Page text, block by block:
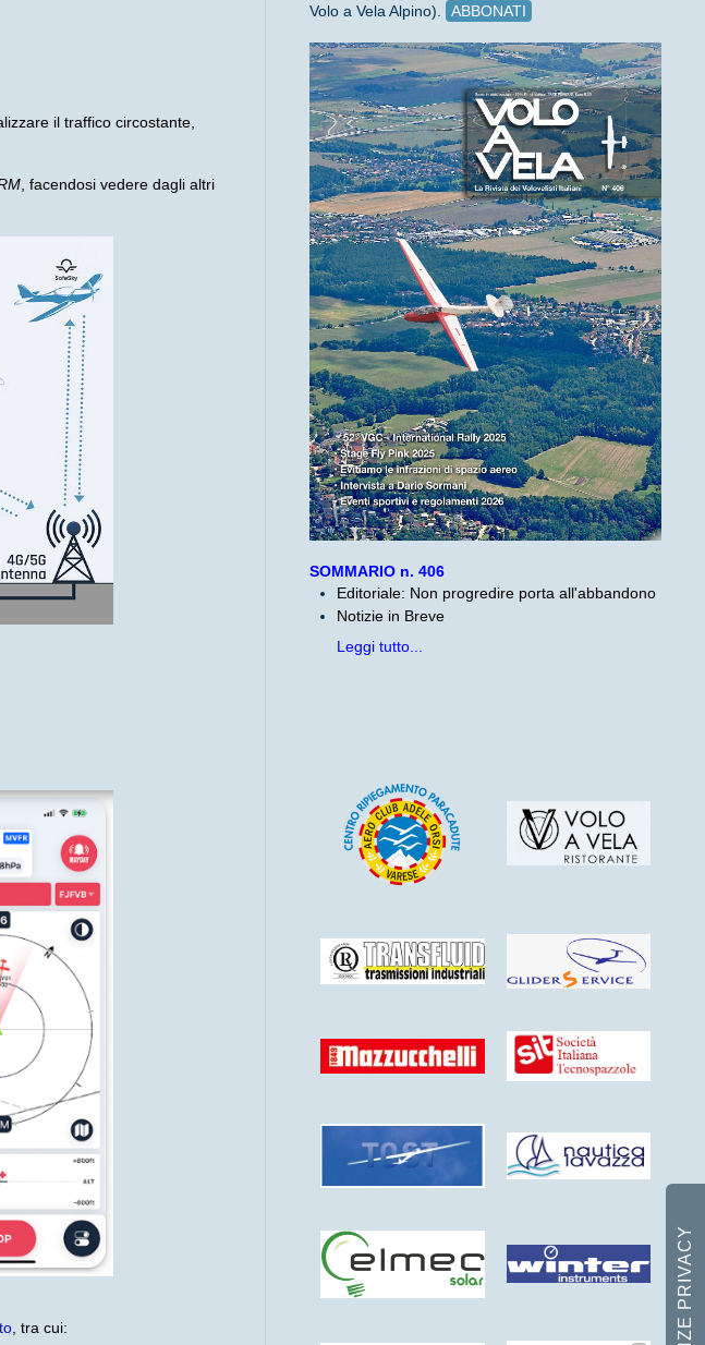
Volo a Vela Alpino).
ABBONATI
SOMMARIO n. 406
Editoriale: Non progredire porta all'abbandono
Notizie in Breve
Leggi tutto...
il traffico circostante,
, facendosi vedere dagli altri
, tra cui: